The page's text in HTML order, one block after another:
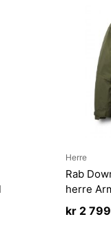
Herre
Rab
herre
kr2 799